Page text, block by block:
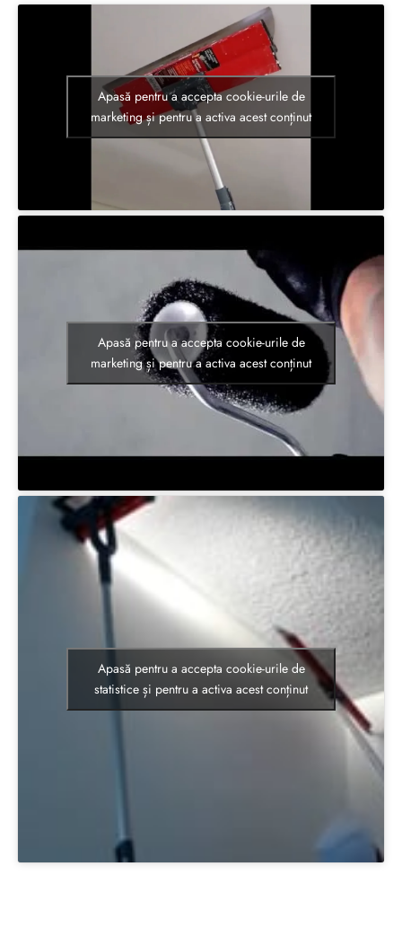
Apasă pentru a accepta cookie-urile de
marketing și pentru a activa acest conținut
Apasă pentru a accepta cookie-urile de
marketing și pentru a activa acest conținut
Apasă pentru a accepta cookie-urile de
statistice și pentru a activa acest conținut